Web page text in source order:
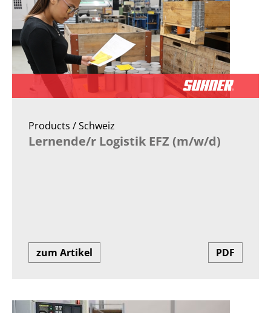
Products / Schweiz
Lernende/r Logistik EFZ (m/w/d)
zum Artikel PDF